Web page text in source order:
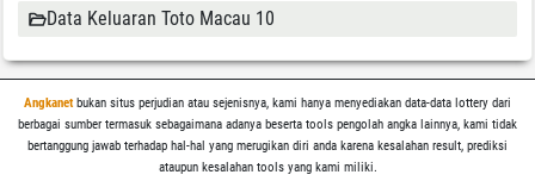
Data Keluaran Toto Macau 10
Angkanetbukan situs perjudian atau sejenisnya, kami hanya menyediakan data-data lottery dari
berbagai sumber termasuk sebagaimana adanya beserta tools pengolah angka lainnya, kami tidak
bertanggung jawab terhadap hal-hal yang merugikan diri anda karena kesalahan result, prediksi
ataupun kesalahan tools yang kami miliki.